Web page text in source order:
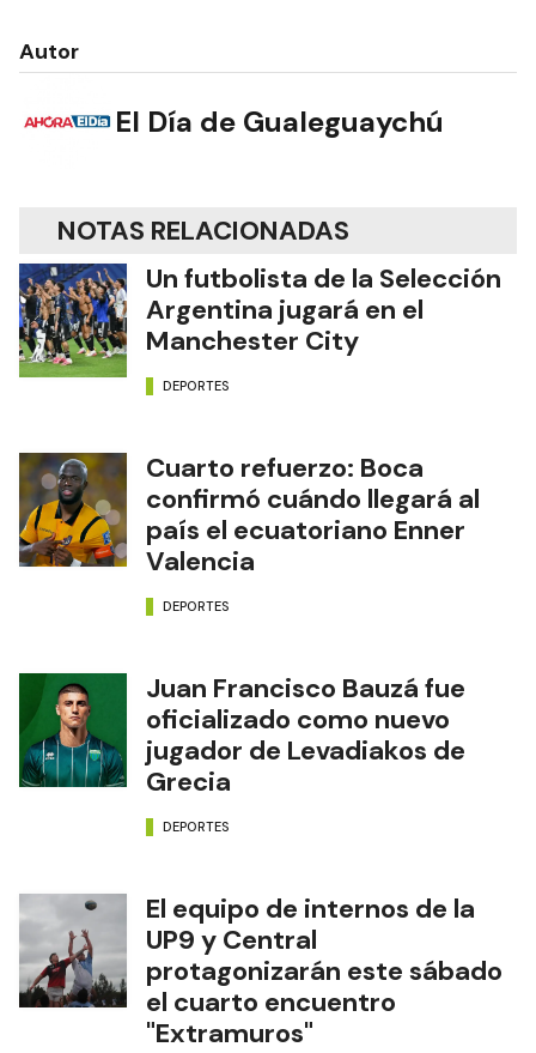
Autor
El Día de Gualeguaychú
NOTAS RELACIONADAS
Un futbolista de la Selección
Argentina jugará en el
Manchester City
DEPORTES
Cuarto refuerzo: Boca
confirmó cuándo llegará al
país el ecuatoriano Enner
Valencia
DEPORTES
Juan Francisco Bauzá fue
oficializado como nuevo
jugador de Levadiakos de
Grecia
DEPORTES
El equipo de internos de la
UP9 y Central
protagonizarán este sábado
el cuarto encuentro
"Extramuros"